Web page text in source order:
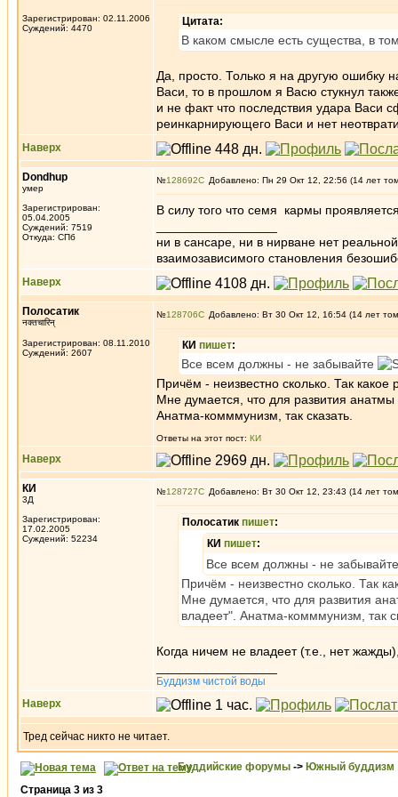
Зарегистрирован: 02.11.2006
Суждений: 4470
Цитата:
В каком смысле есть существа, в
Да, просто. Только я на другую ошибку
Васи, то в прошлом я Васю стукнул
и не факт что последствия удара Васи
реинкарнирующего Васи и нет
Наверх
Dondhup
умер
Зарегистрирован:
05.04.2005
Суждений: 7519
Откуда: СПб
№128692 Добавлено: Пн 29 Окт 12, 22:56 (14 лет
В силу того что семя кармы
ни в сансаре, ни в нирване нет
взаимозависимого становления
Наверх
Полосатик
नक्तचारिन्
Зарегистрирован: 08.11.2010
Суждений: 2607
№128706 Добавлено: Вт 30 Окт 12, 16:54 (14 лет
КИ пишет:
Все всем должны - не забывайте
Причём - неизвестно сколько. Так какое
Мне думается, что для развития
Анатма-комммунизм, так сказать.
Ответы на этот пост: КИ
Наверх
КИ
3Д
Зарегистрирован:
17.02.2005
Суждений: 52234
№128727 Добавлено: Вт 30 Окт 12, 23:43 (14 лет
Полосатик пишет:
КИ пишет:
Все всем должны - не
Причём - неизвестно сколько. Так
Мне думается, что для развития
владеет". Анатма-комммунизм, так
Когда ничем не владеет (т.е., нет
Буддизм чистой воды
Наверх
Тред сейчас никто не читает.
Буддийские форумы -> Южный буддизм
Страница 3 из 3